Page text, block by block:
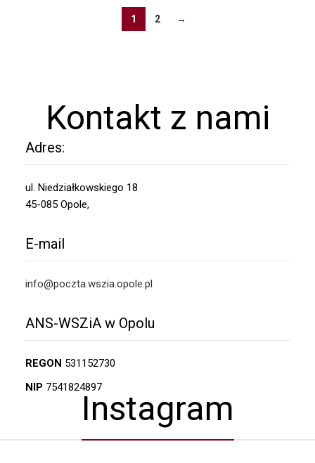
1 2 →
Kontakt z nami
Adres:
ul. Niedziałkowskiego 18
45-085 Opole,
E-mail
info@poczta.wszia.opole.pl
ANS-WSZiA w Opolu
REGON 531152730
NIP 7541824897
Instagram